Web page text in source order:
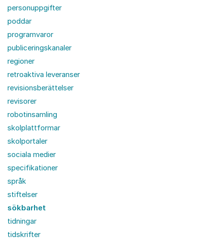
personuppgifter
poddar
programvaror
publiceringskanaler
regioner
retroaktiva leveranser
revisionsberättelser
revisorer
robotinsamling
skolplattformar
skolportaler
sociala medier
specifikationer
språk
stiftelser
sökbarhet
tidningar
tidskrifter